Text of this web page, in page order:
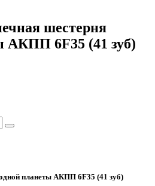
шестерня
АКПП 6F35 (41 зуб)
планеты АКПП 6F35 (41 зуб)